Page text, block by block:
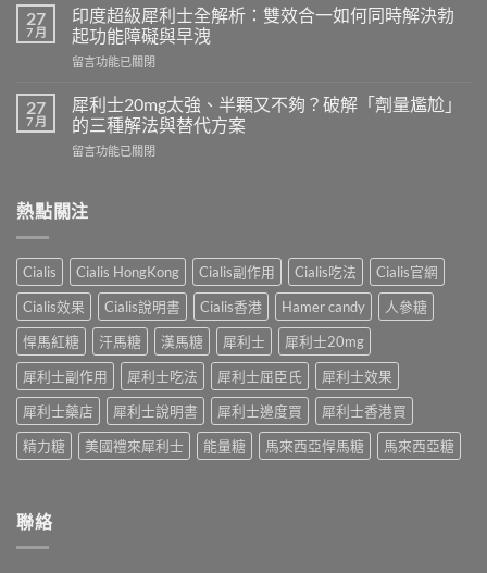
要
多
久？
完
指
南：
港
必
療
程
安
排
與
療
效
評
估〉
中
利
勁
可
以
犀
利
士
一
嗎？
完
整
解
析：
併
用
條
件、
風
險
27
7 月
印度超級犀利士全解析：雙效合一如何同時解決勃
起功能障礙與早洩
在
度
超
級
犀
全
雙
效
合
一
如
何
同
時
解
決
留言功能已關閉
27
7 月
犀利士20mg太強、半顆又不夠？破解「劑量尷尬」
的三種解法與替代方案
在
士
20mg
強、
半
顆
又
不
夠？
破
解
「劑
量
尬」
留言功能已關閉
熱點關注
Cialis Cialis HongKong Cialis副作用 Cialis吃法
Cialis官網
Cialis效果
Cialis說明書 Cialis香港 Hamer candy
人參糖
悍馬紅糖
汗馬糖 漢馬糖 犀利士
犀利士20mg
犀利士副作用
犀利士吃法 犀利士屈臣氏
犀利士效果
犀利士藥店
犀利士說明書 犀利士邊度買
犀利士香港買
精力糖
美國禮來犀利士 能量糖 馬來西亞悍馬糖 馬來西亞糖
聯絡